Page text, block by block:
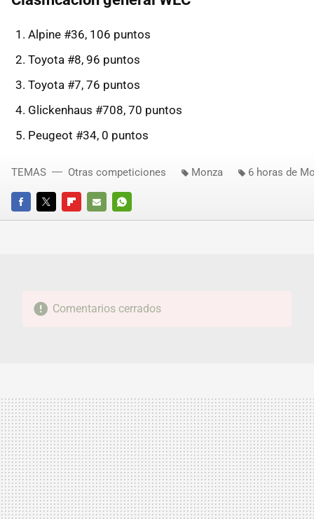
Alpine #36, 106 puntos
Toyota #8, 96 puntos
Toyota #7, 76 puntos
Glickenhaus #708, 70 puntos
Peugeot #34, 0 puntos
FACEBOOKTWITTERFLIPBOARD
E-
WHATSAPP
TEMAS Otras competiciones Monza 6 horas de
Comentarios cerrados